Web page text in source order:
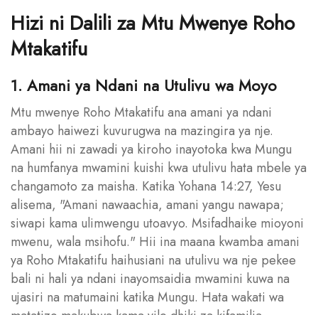
Hizi ni Dalili za Mtu Mwenye Roho
Mtakatifu
1. Amani ya Ndani na Utulivu wa Moyo
Mtu mwenye Roho Mtakatifu ana amani ya ndani
ambayo haiwezi kuvurugwa na mazingira ya nje.
Amani hii ni zawadi ya kiroho inayotoka kwa Mungu
na humfanya mwamini kuishi kwa utulivu hata mbele ya
changamoto za maisha. Katika Yohana 14:27, Yesu
alisema, "Amani nawaachia, amani yangu nawapa;
siwapi kama ulimwengu utoavyo. Msifadhaike mioyoni
mwenu, wala msihofu." Hii ina maana kwamba amani
ya Roho Mtakatifu haihusiani na utulivu wa nje pekee
bali ni hali ya ndani inayomsaidia mwamini kuwa na
ujasiri na matumaini katika Mungu. Hata wakati wa